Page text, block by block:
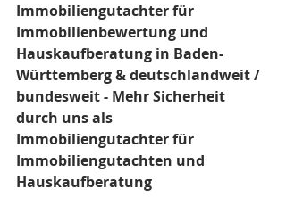
Immobiliengutachter für
Immobilienbewertung und
Hauskaufberatung in Baden-
Württemberg & deutschlandweit /
bundesweit - Mehr Sicherheit
durch uns als
Immobiliengutachter für
Immobiliengutachten und
Hauskaufberatung